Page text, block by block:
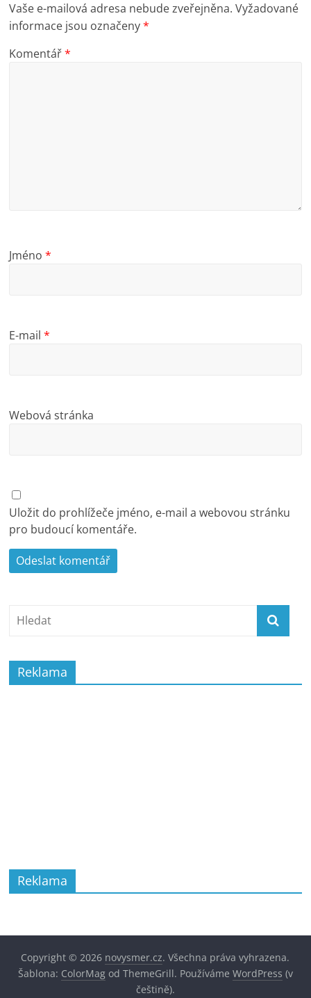
Vaše e-mailová adresa nebude zveřejněna. Vyžadované
informace jsou označeny*
Komentář*
Jméno*
E-mail*
Webová stránka
Uložit do prohlížeče jméno, e-mail a webovou stránku
pro budoucí komentáře.
Reklama
Reklama
Copyright © 2026 novysmer.cz. Všechna práva vyhrazena.
Šablona: ColorMagod ThemeGrill. Používáme WordPress (v
češtině).